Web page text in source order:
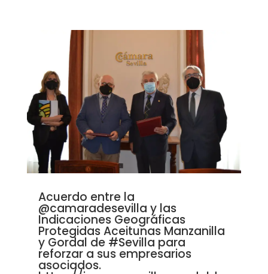
Acuerdo entre la
@camaradesevilla y las
Indicaciones Geográficas
Protegidas Aceitunas Manzanilla
y Gordal de #Sevilla para
reforzar a sus empresarios
asociados.